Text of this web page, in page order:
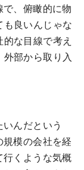
で、俯瞰的に物
も良いんじゃな
な目線で考え
部から取り入
んだという
規模の会社を経
行くような気概